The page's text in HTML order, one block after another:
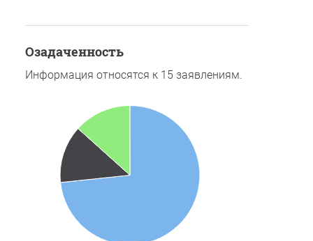
озадаченность
Информация относятся к 15 заявлениям.